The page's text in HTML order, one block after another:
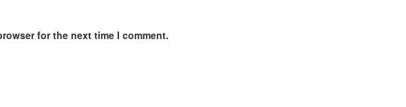
for the next time I comment.